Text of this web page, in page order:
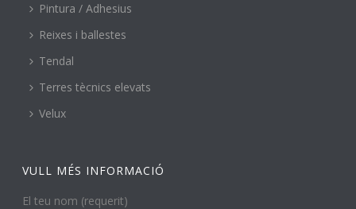
Pintura / Adhesius
Reixes i ballestes
Tendal
Terres tècnics elevats
Velux
VULL MÉS INFORMACIÓ
El teu nom (requerit)